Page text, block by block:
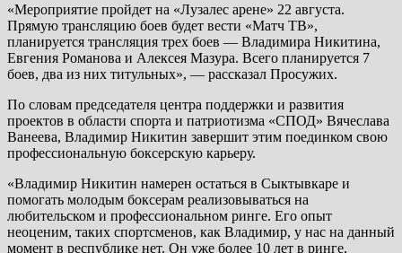
«Мероприятие пройдет на «Лузалес арене» 22 августа.
Прямую трансляцию боев будет вести «Матч ТВ»,
планируется трансляция трех боев — Владимира Никитина,
Евгения Романова и Алексея Мазура. Всего планируется 7
боев, два из них титульных», — рассказал Просужих.
По словам председателя центра поддержки и развития
проектов в области спорта и патриотизма «СПОД» Вячеслава
Ванеева, Владимир Никитин завершит этим поединком свою
профессиональную боксерскую карьеру.
«Владимир Никитин намерен остаться в Сыктывкаре и
помогать молодым боксерам реализовываться на
любительском и профессиональном ринге. Его опыт
неоценим, таких спортсменов, как Владимир, у нас на данный
момент в республике нет. Он уже более 10 лет в ринге,